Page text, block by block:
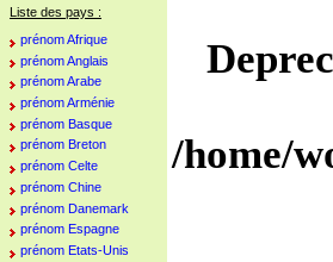
/home/
Liste des pays :
prénom Afrique
prénom Anglais
prénom Arabe
prénom Arménie
prénom Basque
prénom Breton
prénom Celte
prénom Chine
prénom Danemark
prénom Espagne
prénom Etats-Unis